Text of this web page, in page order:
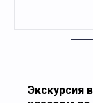
Экскурсия